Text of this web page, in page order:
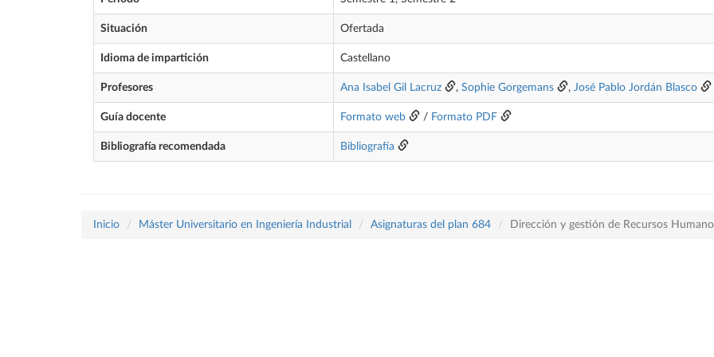
Situación Ofertada
Idioma de impartición Castellano
Profesores Ana Isabel Gil Lacruz , Sophie Gorgemans , José Pablo Jordán Blasco
Guía docente Formato web / Formato PDF
Bibliografía recomendada Bibliografía
Inicio Máster Universitario en Ingeniería Industrial Asignaturas del plan 684 Dirección y gestión de Recursos